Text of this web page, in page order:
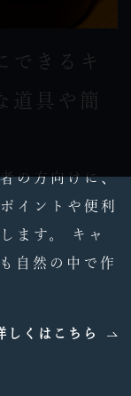
できるキ
道具や簡
の方向けに、
イントや便利
ます。 キャ
自然の中で作
しくはこちら